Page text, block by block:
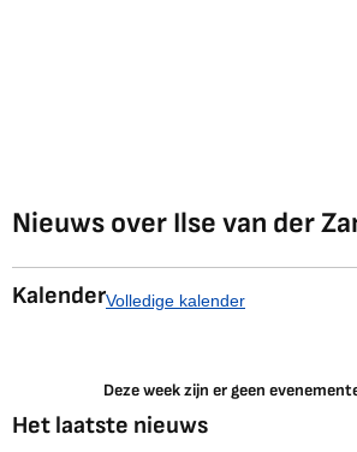
Nieuws over Ilse van der
KalenderVolledige kalender
Deze week zijn er geen
Het laatste nieuws